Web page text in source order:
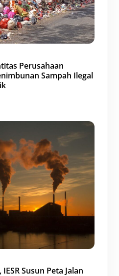
Perusahaan
Sampah Ilegal
Susun Peta Jalan